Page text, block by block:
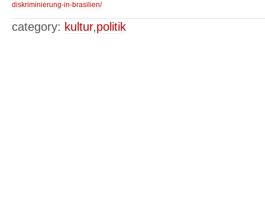
diskriminierung-in-brasilien/
category: kultur,politik